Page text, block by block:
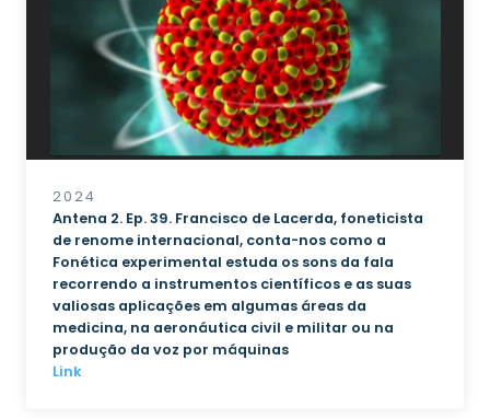
2024
Antena 2. Ep. 39. Francisco de Lacerda, foneticista
de renome internacional, conta-nos como a
Fonética experimental estuda os sons da fala
recorrendo a instrumentos científicos e as suas
valiosas aplicações em algumas áreas da
medicina, na aeronáutica civil e militar ou na
produção da voz por máquinas
Link